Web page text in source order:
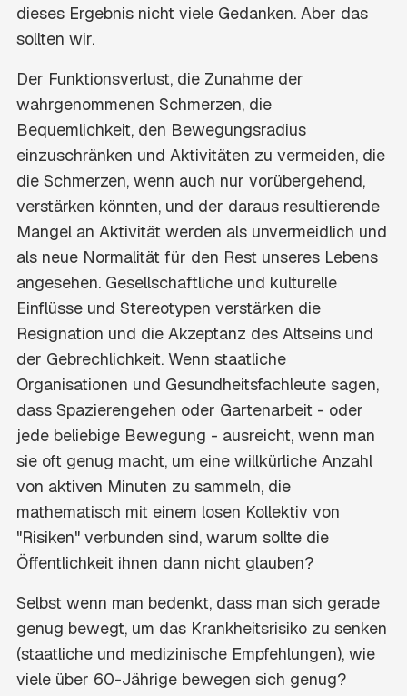
dieses Ergebnis nicht viele Gedanken. Aber das
sollten wir.
Der Funktionsverlust, die Zunahme der
wahrgenommenen Schmerzen, die
Bequemlichkeit, den Bewegungsradius
einzuschränken und Aktivitäten zu vermeiden, die
die Schmerzen, wenn auch nur vorübergehend,
verstärken könnten, und der daraus resultierende
Mangel an Aktivität werden als unvermeidlich und
als neue Normalität für den Rest unseres Lebens
angesehen. Gesellschaftliche und kulturelle
Einflüsse und Stereotypen verstärken die
Resignation und die Akzeptanz des Altseins und
der Gebrechlichkeit. Wenn staatliche
Organisationen und Gesundheitsfachleute sagen,
dass Spazierengehen oder Gartenarbeit - oder
jede beliebige Bewegung - ausreicht, wenn man
sie oft genug macht, um eine willkürliche Anzahl
von aktiven Minuten zu sammeln, die
mathematisch mit einem losen Kollektiv von
"Risiken" verbunden sind, warum sollte die
Öffentlichkeit ihnen dann nicht glauben?
Selbst wenn man bedenkt, dass man sich gerade
genug bewegt, um das Krankheitsrisiko zu senken
(staatliche und medizinische Empfehlungen), wie
viele über 60-Jährige bewegen sich genug?